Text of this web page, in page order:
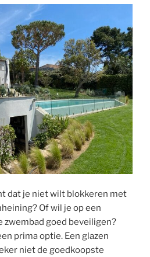
dat je niet wilt blokkeren met
Of wil je op een
zwembad goed beveiligen?
prima optie. Een glazen
niet de goedkoopste